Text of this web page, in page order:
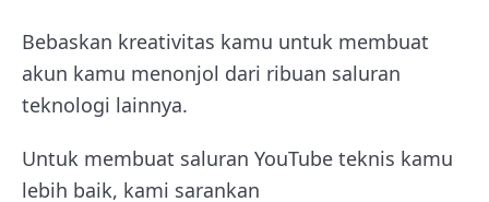
Bebaskan kreativitas kamu untuk membuat
akun kamu menonjol dari ribuan saluran
teknologi lainnya.
Untuk membuat saluran YouTube teknis kamu
lebih baik, kami sarankan